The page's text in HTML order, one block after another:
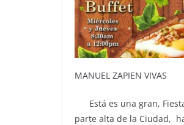
MANUEL ZAPIEN VIVAS
Está es una gran,
parte alta de la Ciudad,